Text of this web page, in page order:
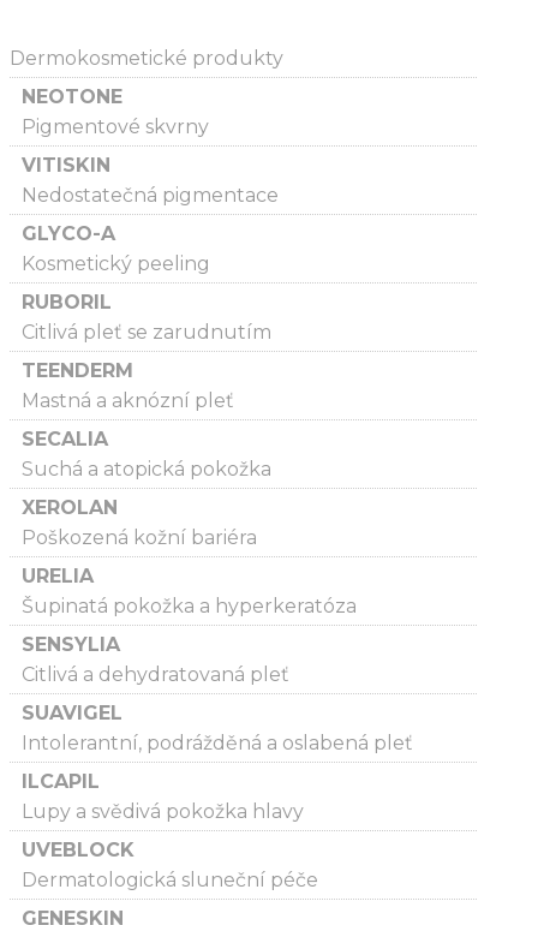
Dermokosmetické produkty
NEOTONE
Pigmentové skvrny
VITISKIN
Nedostatečná pigmentace
GLYCO-A
Kosmetický peeling
RUBORIL
Citlivá pleť se zarudnutím
TEENDERM
Mastná a aknózní pleť
SECALIA
Suchá a atopická pokožka
XEROLAN
Poškozená kožní bariéra
URELIA
Šupinatá pokožka a hyperkeratóza
SENSYLIA
Citlivá a dehydratovaná pleť
SUAVIGEL
Intolerantní, podrážděná a oslabená pleť
ILCAPIL
Lupy a svědivá pokožka hlavy
UVEBLOCK
Dermatologická sluneční péče
GENESKIN